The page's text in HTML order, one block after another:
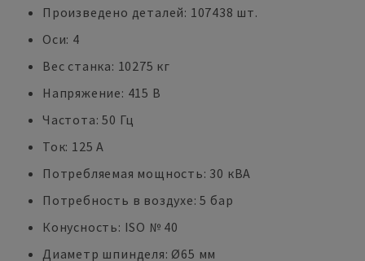
Произведено деталей: 107438 шт.
Оси: 4
Вес станка: 10275 кг
Напряжение: 415 В
Частота: 50 Гц
Ток: 125 A
Потребляемая мощность: 30 кВА
Потребность в воздухе: 5 бар
Конусность: ISO № 40
Диаметр шпинделя: Ø65 мм